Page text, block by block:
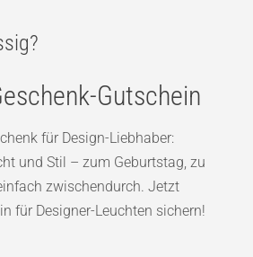
Gutschein
für Design-Liebhaber:
und Stil – zum Geburtstag, zu
zwischendurch. Jetzt
für Designer-Leuchten sichern!